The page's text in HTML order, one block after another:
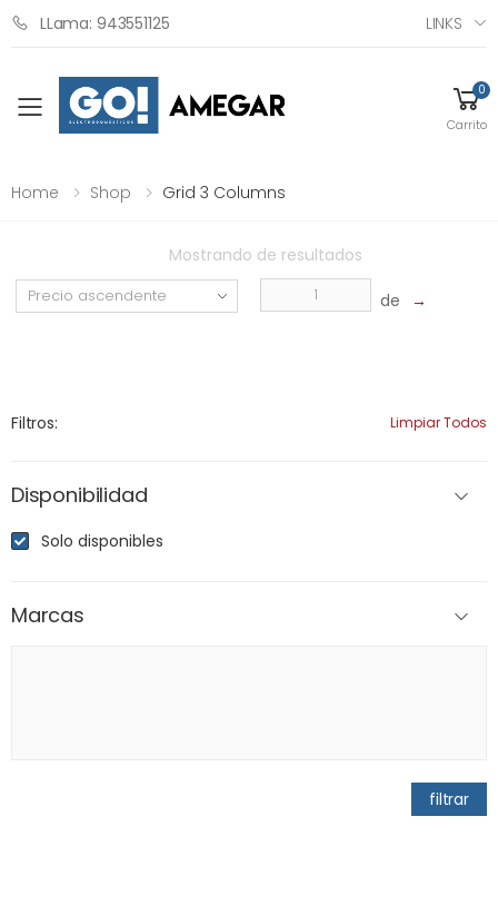
LLama: 943551125 LINKS
Toggle mobile menu
0
Carrito
Home Shop Grid 3 Columns
Mostrando de resultados
de →
Filtros: Limpiar Todos
Disponibilidad
Solo disponibles
Marcas
filtrar